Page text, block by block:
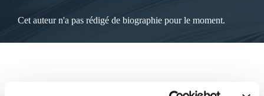
Cet auteur n'a pas rédigé de biographie pour le moment.